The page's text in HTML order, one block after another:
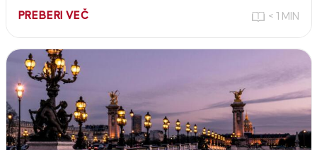
PREBERI VEČ < 1 MIN